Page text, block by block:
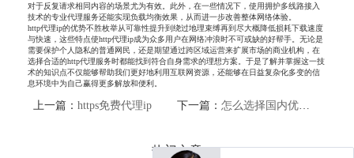
对于反复请求相同内容的场景尤为有效。此外，在一些情况下，使用拥护多线路接入
技术的专业代理服务还能实现负载均衡效果，从而进一步改善整体网络体验。
http代理ip的优势不胜枚举从可靠性提升到绕过地理束缚再到尽大概降低损耗下载速度
与快速，这些特点使http代理ip成为众多用户在网络冲浪时不可或缺的好帮手。无论是
需要保护个人隐私的普通网民，还是期望通过跨区域运营来扩展市场的商业机构，在
选择合适的http代理服务时都能找到符合自身需求的理想方案。于是了解并掌握这一技
术的知识点不仅能够帮助我们更好地利用互联网资源，还能够在日益复杂化多变的信
息环境中为自己赢得更多解放和便利。
上一篇： https免费代理ip 下一篇： 怎么选择国内优质HTTP代理IP
热门文章